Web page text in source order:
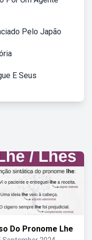
Pelo Japão
E Seus
Do Pronome Lhe